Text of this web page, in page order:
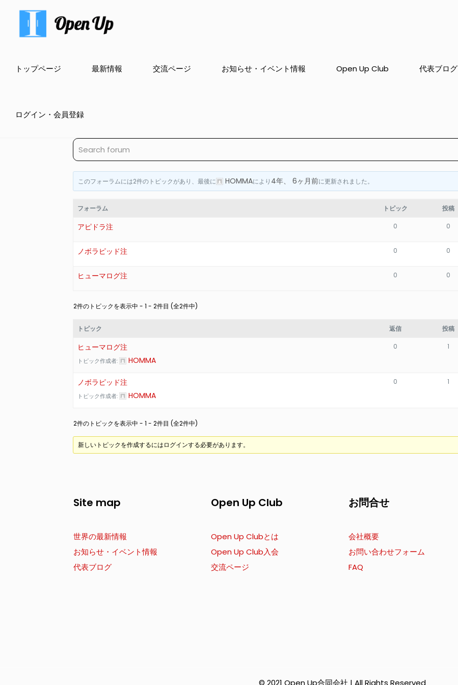
トップページ 最新情報 交流ページ お知らせ・イベント情報 Open Up Club 代表ブログ
ログイン・会員登録
このフォーラムには2件のトピックがあり、最後に HOMMAにより 4年、 6ヶ月前に更新されました。
フォーラム トピック 投稿
アピドラ注 0 0
ノボラピッド注 0 0
ヒューマログ注 0 0
2件のトピックを表示中 - 1 - 2件目 (全2件中)
トピック 返信 投稿
ヒューマログ注
トピック作成者: HOMMA
0 1
ノボラピッド注
トピック作成者: HOMMA
0 1
2件のトピックを表示中 - 1 - 2件目 (全2件中)
新しいトピックを作成するにはログインする必要があります。
Site map
世界の最新情報
お知らせ・イベント情報
代表ブログ
Open Up Club
Open Up Clubとは
Open Up Club入会
交流ページ
お問合せ
会社概要
お問い合わせフォーム
FAQ
© 2021 Open Up合同会社 | All Rights Reserved